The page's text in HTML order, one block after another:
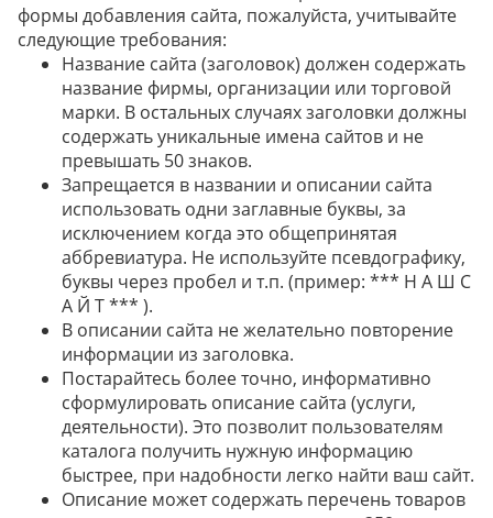
формы добавления сайта, пожалуйста, учитывайте
следующие требования:
Название сайта (заголовок) должен содержать
название фирмы, организации или торговой
марки. В остальных случаях заголовки должны
содержать уникальные имена сайтов и не
превышать 50 знаков.
Запрещается в названии и описании сайта
использовать одни заглавные буквы, за
исключением когда это общепринятая
аббревиатура. Не используйте псевдографику,
буквы через пробел и т.п. (пример: *** Н А Ш С
А Й Т *** ).
В описании сайта не желательно повторение
информации из заголовка.
Постарайтесь более точно, информативно
сформулировать описание сайта (услуги,
деятельности). Это позволит пользователям
каталога получить нужную информацию
быстрее, при надобности легко найти ваш сайт.
Описание может содержать перечень товаров